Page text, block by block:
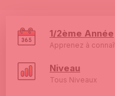
1/2ème Année​
Apprenez à
Niveau
Tous Niveaux​